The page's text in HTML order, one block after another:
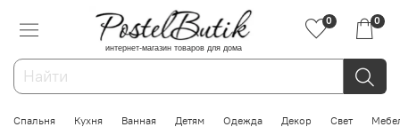
интернет-магазин товаров для дома
0 0
Спальня Кухня Ванная Детям Одежда Декор Свет